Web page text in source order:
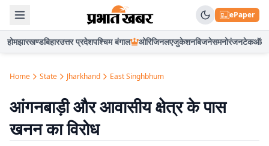
ePaper
होमझारखण्डबिहारउत्तर प्रदेशपश्चिम बंगाल ओरिजिनलएजुकेशनबिजनेसमनोरंजनटेकऑटो
Home State Jharkhand East Singhbhum
आंगनबाड़ी और आवासीय क्षेत्र के पास
खनन का विरोध